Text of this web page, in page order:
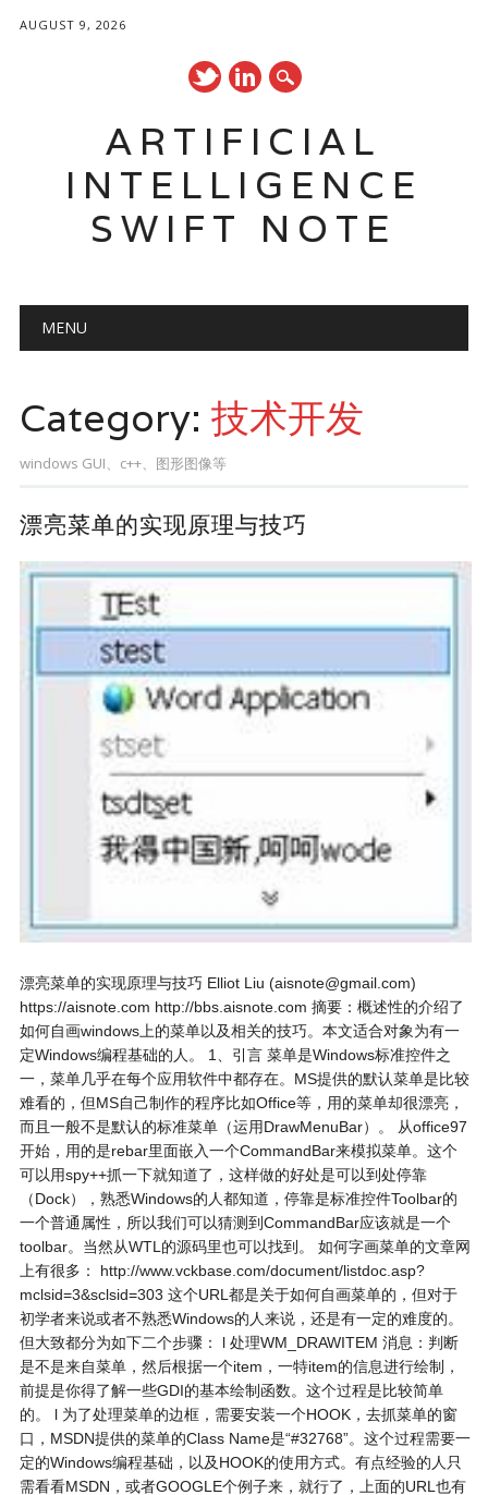
AUGUST 9, 2026
ARTIFICIAL
INTELLIGENCE
SWIFT NOTE
Main menu
MENU
Category: 技术开发
windows GUI、c++、图形图像等
漂亮菜单的实现原理与技巧
漂亮菜单的实现原理与技巧 Elliot Liu (aisnote@gmail.com)
https://aisnote.com http://bbs.aisnote.com 摘要：概述性的介绍了
如何自画windows上的菜单以及相关的技巧。本文适合对象为有一
定Windows编程基础的人。 1、引言 菜单是Windows标准控件之
一，菜单几乎在每个应用软件中都存在。MS提供的默认菜单是比较
难看的，但MS自己制作的程序比如Office等，用的菜单却很漂亮，
而且一般不是默认的标准菜单（运用DrawMenuBar）。 从office97
开始，用的是rebar里面嵌入一个CommandBar来模拟菜单。这个
可以用spy++抓一下就知道了，这样做的好处是可以到处停靠
（Dock），熟悉Windows的人都知道，停靠是标准控件Toolbar的
一个普通属性，所以我们可以猜测到CommandBar应该就是一个
toolbar。当然从WTL的源码里也可以找到。 如何字画菜单的文章网
上有很多： http://www.vckbase.com/document/listdoc.asp?
mclsid=3&sclsid=303 这个URL都是关于如何自画菜单的，但对于
初学者来说或者不熟悉Windows的人来说，还是有一定的难度的。
但大致都分为如下二个步骤： l 处理WM_DRAWITEM 消息：判断
是不是来自菜单，然后根据一个item，一特item的信息进行绘制，
前提是你得了解一些GDI的基本绘制函数。这个过程是比较简单
的。 l 为了处理菜单的边框，需要安装一个HOOK，去抓菜单的窗
口，MSDN提供的菜单的Class Name是“#32768”。这个过程需要一
定的Windows编程基础，以及HOOK的使用方式。有点经验的人只
需看看MSDN，或者GOOGLE个例子来，就行了，上面的URL也有